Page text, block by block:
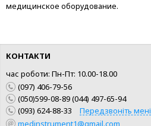
КУПИТИ
ШВИДКА ПОКУПКА
медицинское оборудование.
КОНТАКТИ
час роботи: Пн-Пт: 10.00-18.00
(097) 406-79-56
(050)599-08-89 (044) 497-65-94
(093) 624-88-33
Передзвоніть мені
medinstrument1@gmail.com